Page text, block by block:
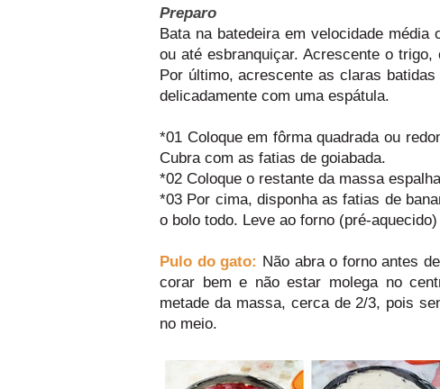
Preparo
Bata na batedeira em velocidade
ou até esbranquiçar. Acrescente o
Por último, acrescente as claras
delicadamente com uma espátula.
*01 Coloque em fôrma quadrada ou
Cubra com as fatias de goiabada.
*02 Coloque o restante da massa
*03 Por cima, disponha as fatias de
o bolo todo. Leve ao forno (pré-
Pulo do gato: Não abra o forno antes
corar bem e não estar molega no
metade da massa, cerca de 2/3, pois
no meio.